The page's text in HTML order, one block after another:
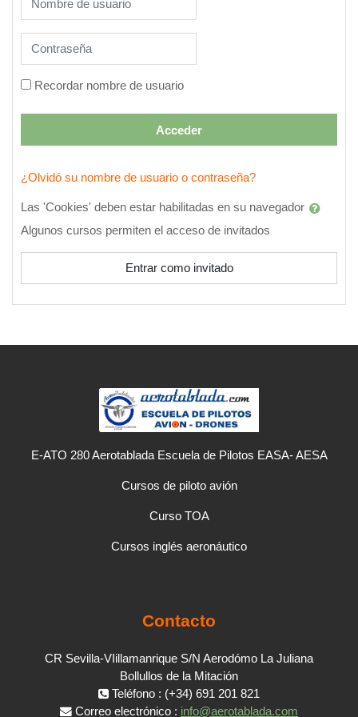
Recordar nombre de usuario
Acceder
¿Olvidó su nombre de usuario o contraseña?
Las 'Cookies' deben estar habilitadas en su navegador
Algunos cursos permiten el acceso de invitados
Entrar como invitado
E-ATO 280 Aerotablada Escuela de Pilotos EASA- AESA
Cursos de piloto avión
Curso TOA
Cursos inglés aeronáutico
Contacto
CR Sevilla-VIillamanrique S/N Aerodómo La Juliana
Bollullos de la Mitación
Teléfono : (+34) 691 201 821
Correo electrónico : info@aerotablada.com